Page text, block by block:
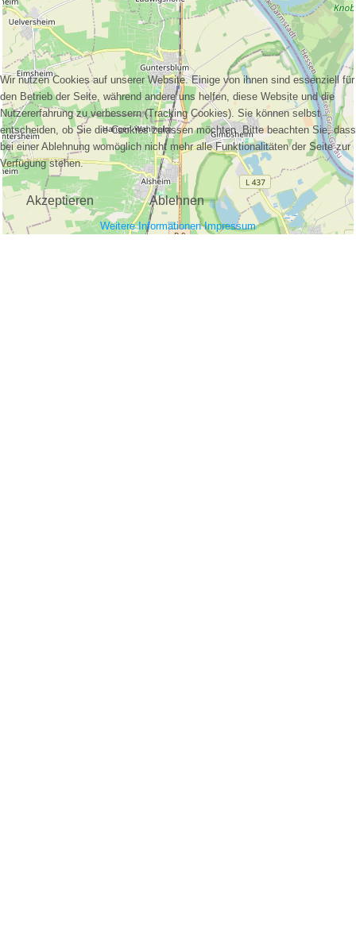
Wir nutzen Cookies auf unserer Website. Einige von ihnen sind essenziell für
den Betrieb der Seite, während andere uns helfen, diese Website und die
Nutzererfahrung zu verbessern (Tracking Cookies). Sie können selbst
entscheiden, ob Sie die Cookies zulassen möchten. Bitte beachten Sie, dass
bei einer Ablehnung womöglich nicht mehr alle Funktionalitäten der Seite zur
Verfügung stehen.
Akzeptieren Ablehnen
Weitere Informationen Impressum